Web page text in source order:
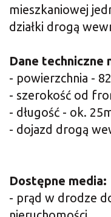
mieszkaniowej
działki drogą
Dane techniczne
- powierzchnia -
- szerokość od
- długość - ok.
- dojazd drogą
Dostępne media:
- prąd w drodze